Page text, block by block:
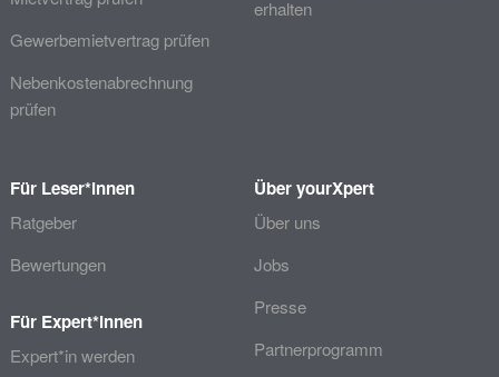
Gewerbemietvertrag prüfen
Nebenkostenabrechnung
prüfen
erhalten
Für Leser*innen
Ratgeber
Bewertungen
Für Expert*innen
Expert*in werden
Über yourXpert
Über uns
Jobs
Presse
Partnerprogramm